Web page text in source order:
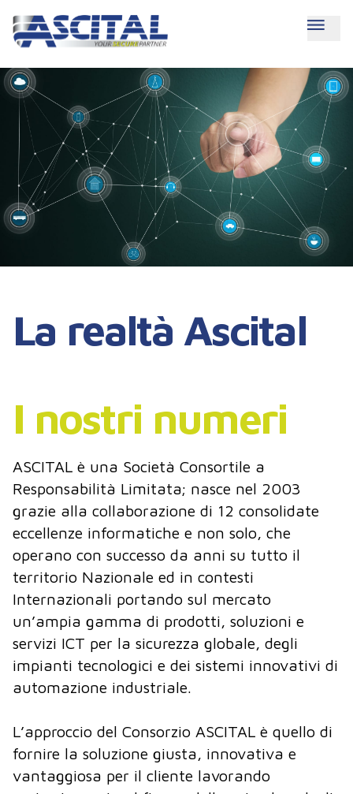
La realtà Ascital
I nostri numeri
ASCITAL è una Società Consortile a
Responsabilità Limitata; nasce nel 2003
grazie alla collaborazione di 12 consolidate
eccellenze informatiche e non solo, che
operano con successo da anni su tutto il
territorio Nazionale ed in contesti
Internazionali portando sul mercato
un’ampia gamma di prodotti, soluzioni e
servizi ICT per la sicurezza globale, degli
impianti tecnologici e dei sistemi innovativi di
automazione industriale.
L’approccio del Consorzio ASCITAL è quello di
fornire la soluzione giusta, innovativa e
vantaggiosa per il cliente lavorando